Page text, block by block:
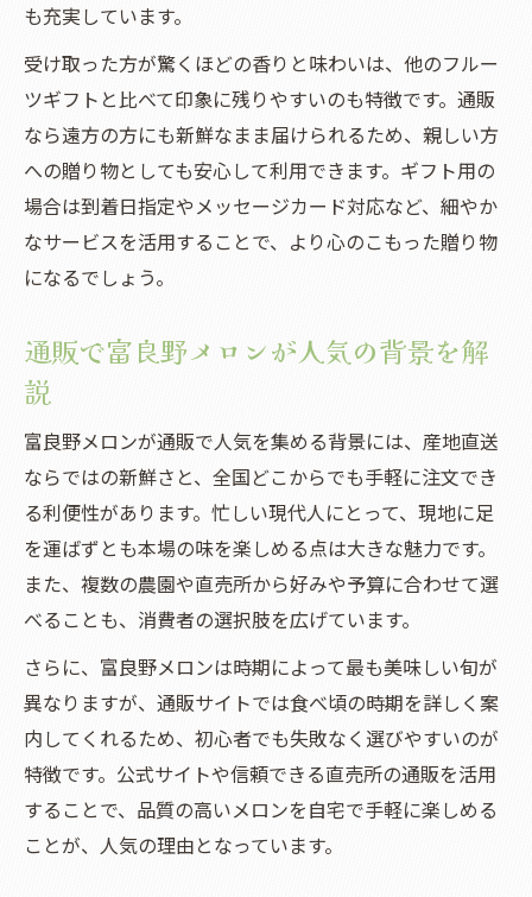
も充実しています。
受け取った方が驚くほどの香りと味わいは、他のフルー
ツギフトと比べて印象に残りやすいのも特徴です。通販
なら遠方の方にも新鮮なまま届けられるため、親しい方
への贈り物としても安心して利用できます。ギフト用の
場合は到着日指定やメッセージカード対応など、細やか
なサービスを活用することで、より心のこもった贈り物
になるでしょう。
通販で富良野メロンが人気の背景を解
説
富良野メロンが通販で人気を集める背景には、産地直送
ならではの新鮮さと、全国どこからでも手軽に注文でき
る利便性があります。忙しい現代人にとって、現地に足
を運ばずとも本場の味を楽しめる点は大きな魅力です。
また、複数の農園や直売所から好みや予算に合わせて選
べることも、消費者の選択肢を広げています。
さらに、富良野メロンは時期によって最も美味しい旬が
異なりますが、通販サイトでは食べ頃の時期を詳しく案
内してくれるため、初心者でも失敗なく選びやすいのが
特徴です。公式サイトや信頼できる直売所の通販を活用
することで、品質の高いメロンを自宅で手軽に楽しめる
ことが、人気の理由となっています。